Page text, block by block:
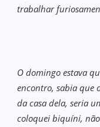
trabalhar
O domingo estava
encontro, sabia que
da casa dela, seria
coloquei biquíni,